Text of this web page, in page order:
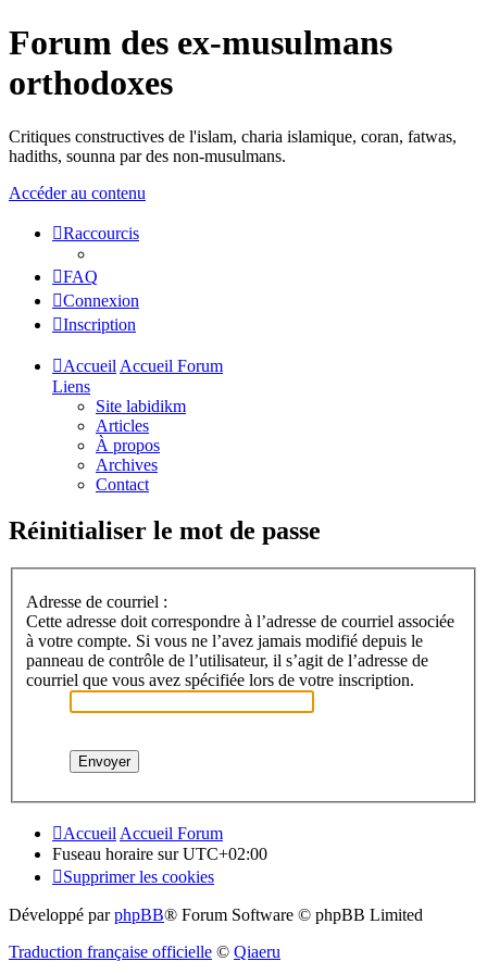
Forum des ex-musulmans
orthodoxes
Critiques constructives de l'islam, charia islamique, coran, fatwas,
hadiths, sounna par des non-musulmans.
Accéder au contenu
Raccourcis
FAQ
Connexion
Inscription
Accueil Accueil Forum
Liens
Site labidikm
Articles
À propos
Archives
Contact
Réinitialiser le mot de passe
Adresse de courriel :
Cette adresse doit correspondre à l’adresse de courriel associée
à votre compte. Si vous ne l’avez jamais modifié depuis le
panneau de contrôle de l’utilisateur, il s’agit de l’adresse de
courriel que vous avez spécifiée lors de votre inscription.
Accueil Accueil Forum
Fuseau horaire surUTC+02:00
Supprimer les cookies
Développé parphpBB® Forum Software © phpBB Limited
Traduction française officielle © Qiaeru